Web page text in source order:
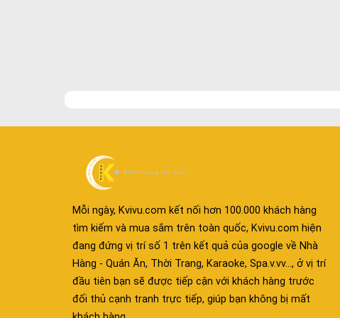
Mỗi ngày, Kvivu.com kết nối hơn 100.000 khách hàng
tìm kiếm và mua sắm trên toàn quốc, Kvivu.com hiện
đang đứng vị trí số 1 trên kết quả của google về Nhà
Hàng - Quán Ăn, Thời Trang, Karaoke, Spa.v.vv..., ở vị trí
đầu tiên bạn sẽ được tiếp cận với khách hàng trước
đối thủ cạnh tranh trực tiếp, giúp bạn không bị mất